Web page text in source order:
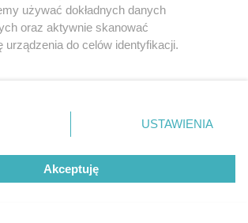
turnieje piłkarskie
miliony kibiców?
używać dokładnych danych
oraz aktywnie skanować
urządzenia do celów identyfikacji.
klikając przycisk ustawień prywatności
lewym dolnym rogu strony
danych nie wymagają zgody
masz prawo sprzeciwić się takiemu
będą miały zastosowanie tylko
USTAWIENIA
Akceptuję